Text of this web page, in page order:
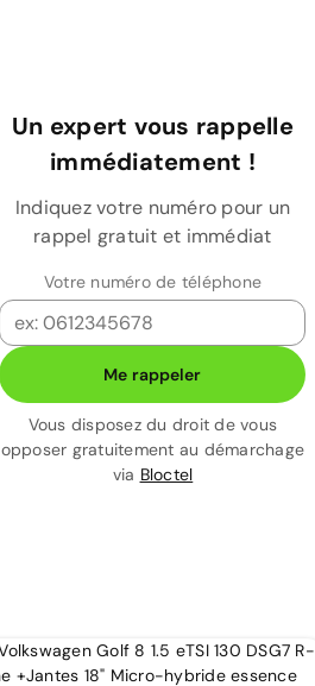
Un expert vous rappelle
immédiatement !
Indiquez votre numéro pour un
rappel gratuit et immédiat
Votre numéro de téléphone
Me rappeler
Vous disposez du droit de vous
opposer gratuitement au démarchage
via Bloctel